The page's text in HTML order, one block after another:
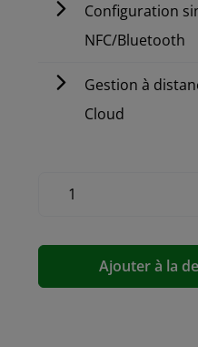
Configuration
NFC/Bluetooth
Gestion à
Cloud
Ajouter à la